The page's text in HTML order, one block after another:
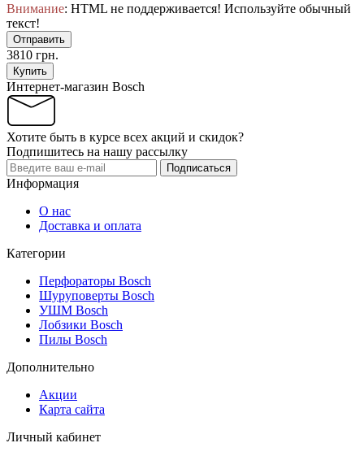
Внимание: HTML не поддерживается! Используйте обычный
текст!
Отправить
3810 грн.
Купить
Интернет-магазин Bosch
Хотите быть в курсе всех акций и скидок?
Подпишитесь на нашу рассылку
Подписаться
Информация
О нас
Доставка и оплата
Категории
Перфораторы Bosch
Шуруповерты Bosch
УШМ Bosch
Лобзики Bosch
Пилы Bosch
Дополнительно
Акции
Карта сайта
Личный кабинет